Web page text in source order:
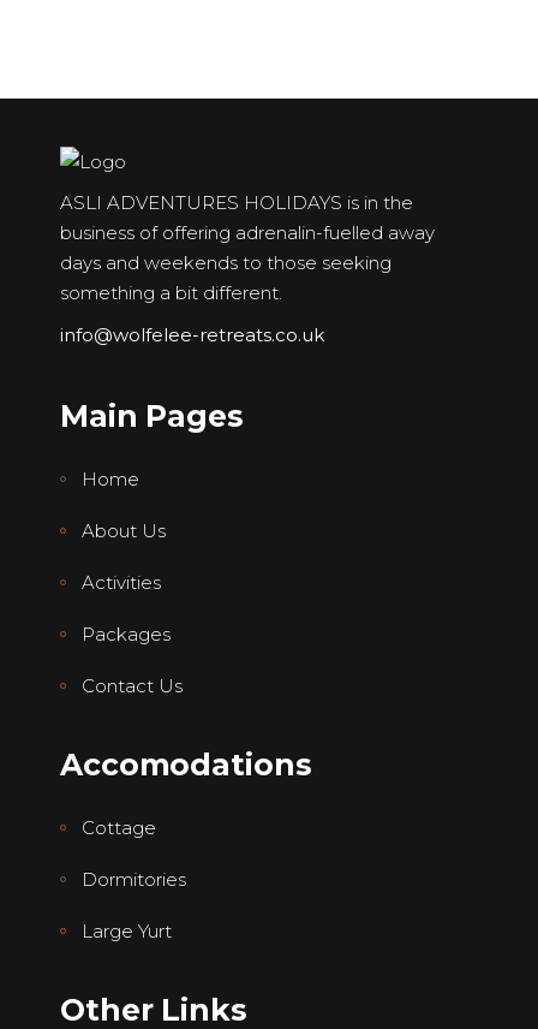
ASLI ADVENTURES HOLIDAYS is in the
business of offering adrenalin-fuelled away
days and weekends to those seeking
something a bit different.
info@wolfelee-retreats.co.uk
Main Pages
Home
About Us
Activities
Packages
Contact Us
Accomodations
Cottage
Dormitories
Large Yurt
Other Links